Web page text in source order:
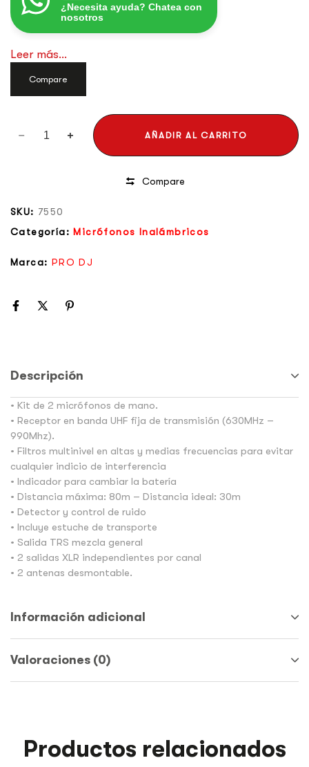
¿Necesita ayuda? Chatea con
nosotros
Leer más...
Compare
AÑADIR AL CARRITO
Compare
SKU: 7550
Categoría: Micrófonos Inalámbricos
Marca: PRO DJ
Descripción
• Kit de 2 micrófonos de mano.
• Receptor en banda UHF fija de transmisión (630MHz –
990Mhz).
• Filtros multinivel en altas y medias frecuencias para evitar
cualquier indicio de interferencia
• Indicador para cambiar la batería
• Distancia máxima: 80m – Distancia ideal: 30m
• Detector y control de ruido
• Incluye estuche de transporte
• Salida TRS mezcla general
• 2 salidas XLR independientes por canal
• 2 antenas desmontable.
Información adicional
Valoraciones (0)
Productos relacionados